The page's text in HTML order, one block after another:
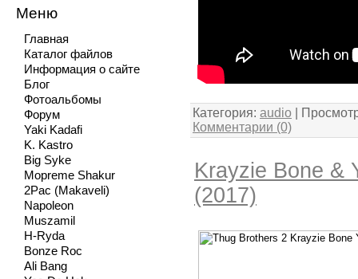
Меню
Главная
Каталог файлов
Информация о сайте
Блог
Фотоальбомы
Форум
Yaki Kadafi
K. Kastro
Big Syke
Mopreme Shakur
2Pac (Makaveli)
Napoleon
Muszamil
H-Ryda
Bonze Roc
Ali Bang
Категория: audio |
Комментарии (0)
Krayzie Bone &
(2017)